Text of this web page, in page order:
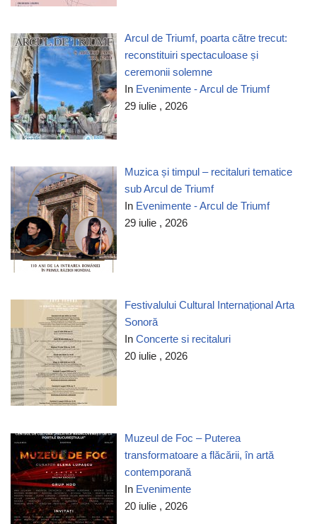
Arcul de Triumf, poarta către trecut:
reconstituiri spectaculoase și
ceremonii solemne
In Evenimente - Arcul de Triumf
29 iulie , 2026
Muzica și timpul – recitaluri tematice
sub Arcul de Triumf
In Evenimente - Arcul de Triumf
29 iulie , 2026
Festivalului Cultural Internațional Arta
Sonoră
InConcerte si recitaluri
20 iulie , 2026
Muzeul de Foc – Puterea
transformatoare a flăcării, în artă
contemporană
In Evenimente
20 iulie , 2026